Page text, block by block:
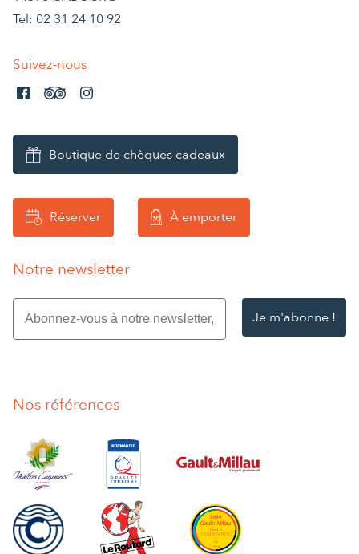
Tel: 02 31 24 10 92
Suivez-nous
Boutique de chèques cadeaux
Réserver À emporter
Notre newsletter
Abonnez-
vous
à
votre
mail
Nos références